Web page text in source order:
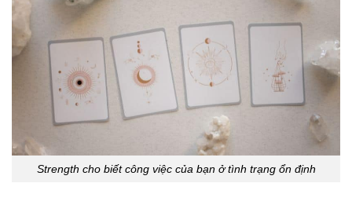
Strength cho biết công việc của bạn ở tình trạng ổn định